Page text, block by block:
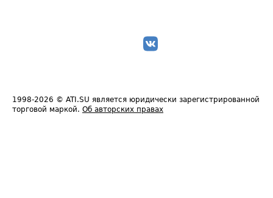
1998-2026 © ATI.SU является юридически зарегистрированной
торговой маркой. Об авторских правах